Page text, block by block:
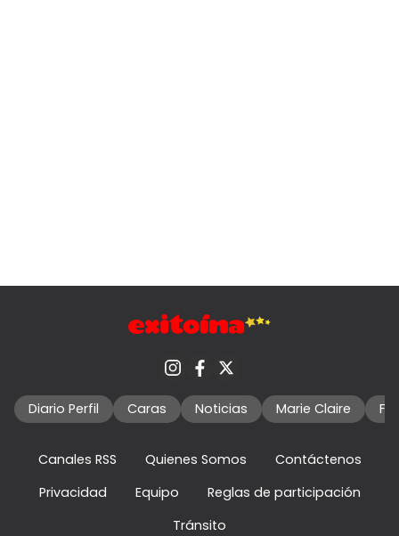
Diario Perfil Caras Noticias Marie Claire
Canales RSS Quienes Somos
Contáctenos
Privacidad
Equipo
Reglas de participación
Tránsito